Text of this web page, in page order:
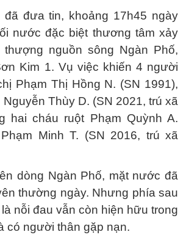
đưa tin, khoảng 17h45 ngày
nước đặc biệt thương tâm xảy
nguồn sông Ngàn Phố,
Kim 1. Vụ việc khiến 4 người
Phạm Thị Hồng N. (SN 1991),
Thùy D. (SN 2021, trú xã
hai cháu ruột Phạm Quỳnh A.
Minh T. (SN 2016, trú xã
dòng Ngàn Phố, mặt nước đã
thường ngày. Nhưng phía sau
nỗi đau vẫn còn hiện hữu trong
có người thân gặp nạn.